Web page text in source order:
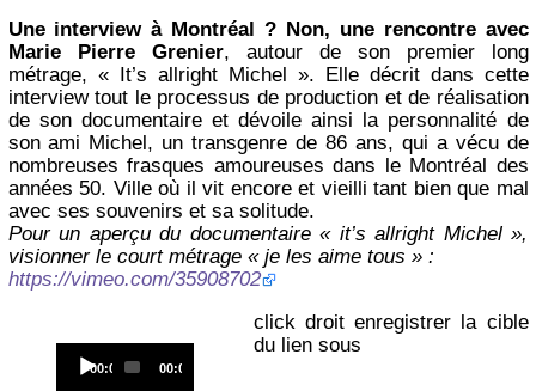
Une interview à Montréal ? Non, une rencontre avec
Marie Pierre Grenier, autour de son premier long
métrage, « It’s allright Michel ». Elle décrit dans cette
interview tout le processus de production et de réalisation
de son documentaire et dévoile ainsi la personnalité de
son ami Michel, un transgenre de 86 ans, qui a vécu de
nombreuses frasques amoureuses dans le Montréal des
années 50. Ville où il vit encore et vieilli tant bien que mal
avec ses souvenirs et sa solitude.
Pour un aperçu du documentaire « it’s allright Michel »,
visionner le court métrage « je les aime tous » :
https://vimeo.com/35908702
Player
Current
00:00
Total
00:00
click droit enregistrer la cible
du lien sous